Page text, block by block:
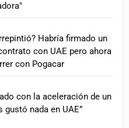
Habría firmado un
con UAE pero ahora
con Pogacar
con la aceleración de un
gustó nada en UAE”